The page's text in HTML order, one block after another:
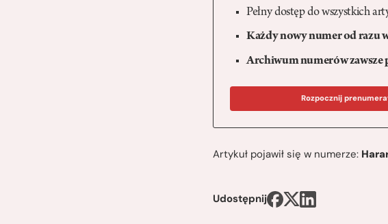
Pełny dostęp do wszystkich
Każdy nowy numer od razu
Archiwum numerów zawsze
Rozpocznij
Artykuł pojawił się w numerze:
Udostępnij